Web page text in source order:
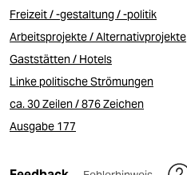
Freizeit / -gestaltung / -politik
Arbeitsprojekte / Alternativprojekte
Gaststätten / Hotels
Linke politische Strömungen
ca. 30 Zeilen / 876 Zeichen
Ausgabe 177